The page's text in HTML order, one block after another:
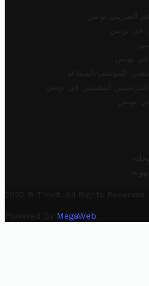
الضريبي تونس
في تونس
في تونس
للموظف/المتقاعد
المقيمين في تونس
تونس
2025 © Trovit. All Rights Reserved.
Powered By MegaWeb